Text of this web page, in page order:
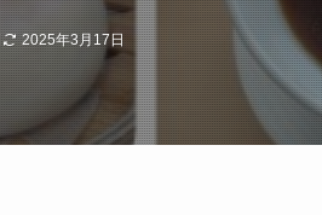
2025年3月17日